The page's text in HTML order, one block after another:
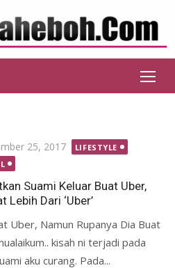
25, 2017
LIFESTYLE
Suami Keluar Buat Uber,
Lebih Dari ‘Uber’
Uber, Namun Rupanya Dia Buat
kisah ni terjadi pada
aku curang. Pada...